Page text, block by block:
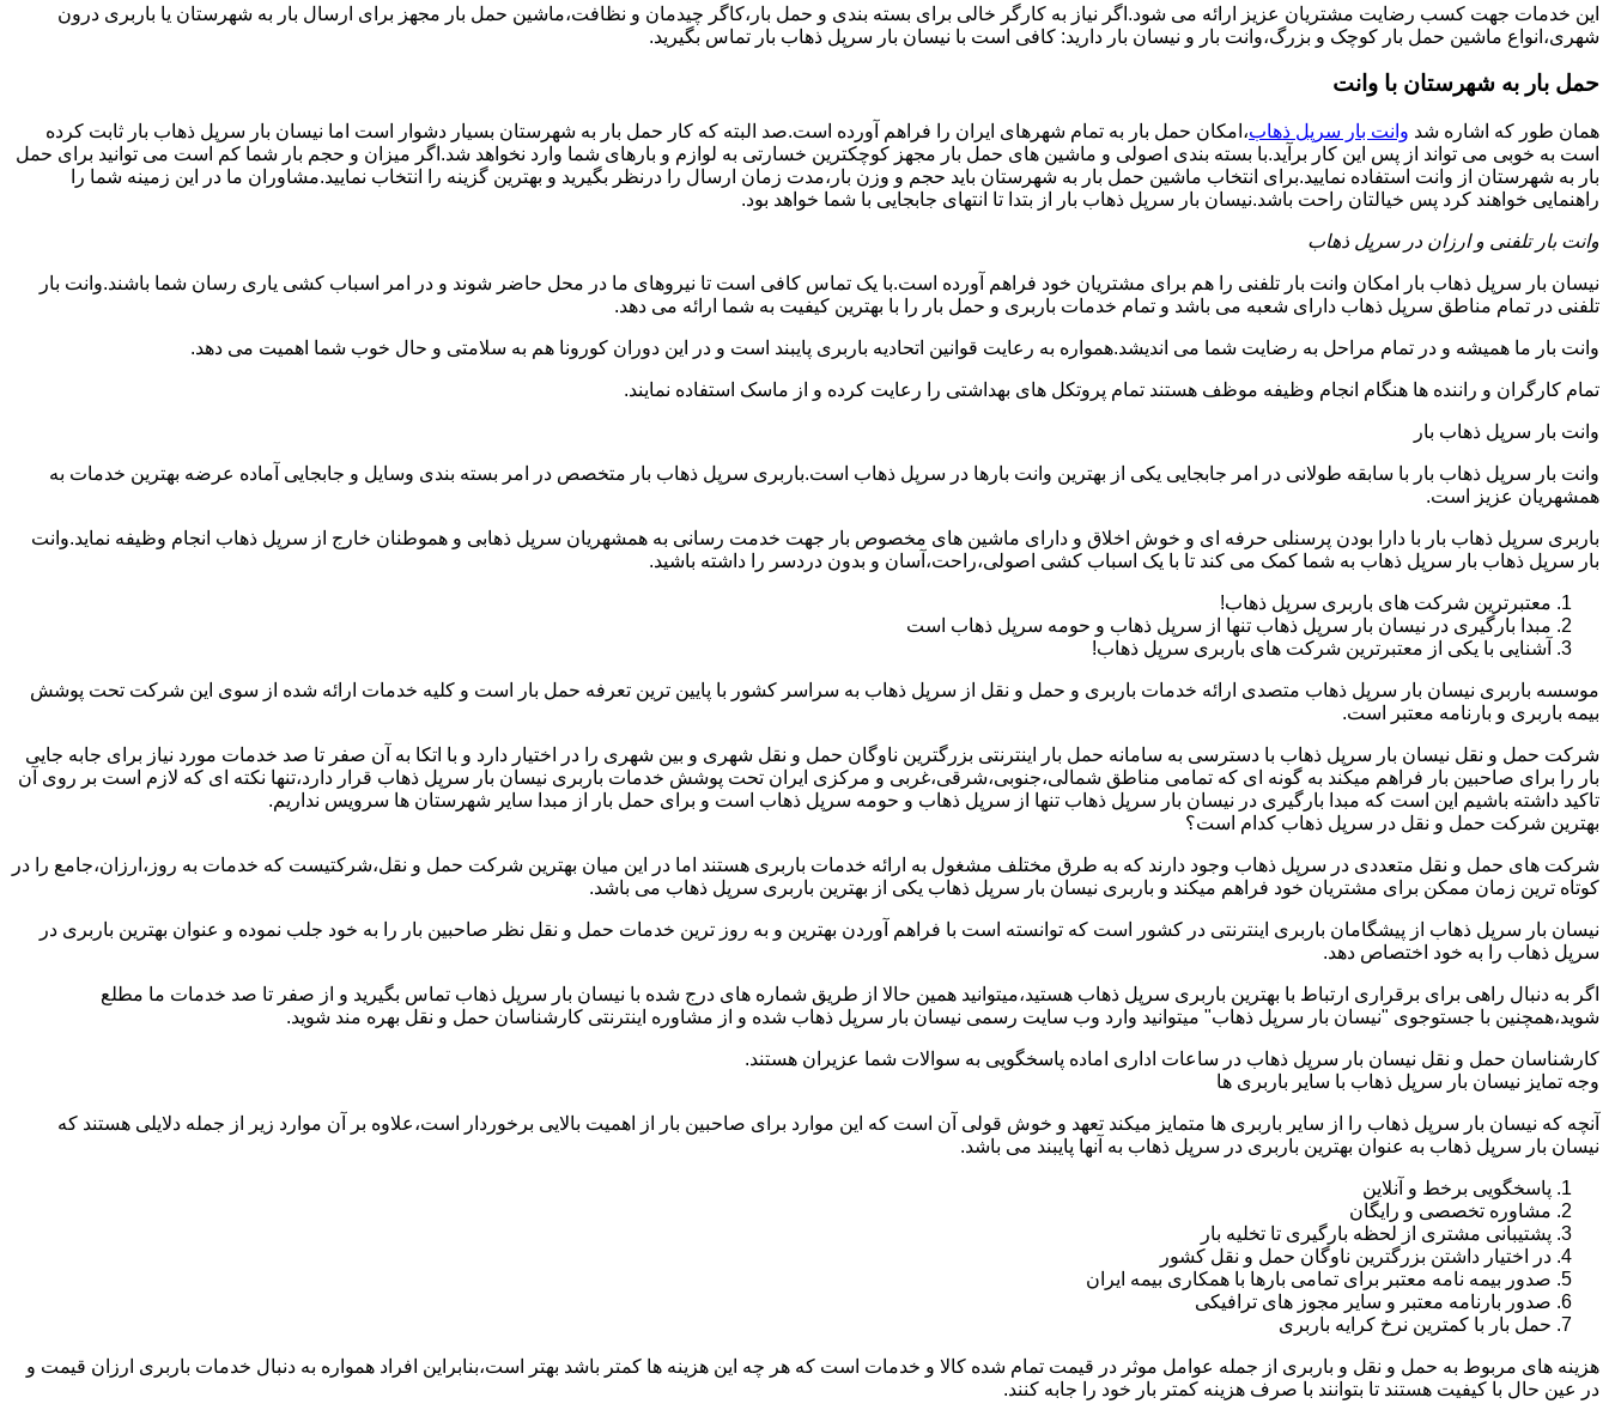
این خدمات جهت کسب رضایت مشتریان عزیز ارائه می شود.اگر نیاز به کارگر خالی برای بسته بندی و حمل بار،کاگر چیدمان و نظافت،ماشین حمل بار مجهز برای ارسال بار به شهرستان یا باربری درون
شهری،انواع ماشین حمل بار کوچک و بزرگ،وانت بار و نیسان بار دارید: کافی است با نیسان بار سرپل ذهاب بار تماس بگیرید.
حمل بار به شهرستان با وانت
همان طور که اشاره شد وانت بار سرپل ذهاب،امکان حمل بار به تمام شهرهای ایران را فراهم آورده است.صد البته که کار حمل بار به شهرستان بسیار دشوار است اما نیسان بار سرپل ذهاب بار ثابت کرده
است به خوبی می تواند از پس این کار برآید.با بسته بندی اصولی و ماشین های حمل بار مجهز کوچکترین خسارتی به لوازم و بارهای شما وارد نخواهد شد.اگر میزان و حجم بار شما کم است می توانید برای حمل
بار به شهرستان از وانت استفاده نمایید.برای انتخاب ماشین حمل بار به شهرستان باید حجم و وزن بار،مدت زمان ارسال را درنظر بگیرید و بهترین گزینه را انتخاب نمایید.مشاوران ما در این زمینه شما را
راهنمایی خواهند کرد پس خیالتان راحت باشد.نیسان بار سرپل ذهاب بار از بتدا تا انتهای جابجایی با شما خواهد بود.
وانت بار تلفنی و ارزان در سرپل ذهاب
نیسان بار سرپل ذهاب بار امکان وانت بار تلفنی را هم برای مشتریان خود فراهم آورده است.با یک تماس کافی است تا نیروهای ما در محل حاضر شوند و در امر اسباب کشی یاری رسان شما باشند.وانت بار
تلفنی در تمام مناطق سرپل ذهاب دارای شعبه می باشد و تمام خدمات باربری و حمل بار را با بهترین کیفیت به شما ارائه می دهد.
وانت بار ما همیشه و در تمام مراحل به رضایت شما می اندیشد.همواره به رعایت قوانین اتحادیه باربری پایبند است و در این دوران کورونا هم به سلامتی و حال خوب شما اهمیت می دهد.
تمام کارگران و راننده ها هنگام انجام وظیفه موظف هستند تمام پروتکل های بهداشتی را رعایت کرده و از ماسک استفاده نمایند.
وانت بار سرپل ذهاب بار
وانت بار سرپل ذهاب بار با سابقه طولانی در امر جابجایی یکی از بهترین وانت بارها در سرپل ذهاب است.باربری سرپل ذهاب بار متخصص در امر بسته بندی وسایل و جابجایی آماده عرضه بهترین خدمات به
همشهریان عزیز است.
باربری سرپل ذهاب بار با دارا بودن پرسنلی حرفه ای و خوش اخلاق و دارای ماشین های مخصوص بار جهت خدمت رسانی به همشهریان سرپل ذهابی و هموطنان خارج از سرپل ذهاب انجام وظیفه نماید.وانت
بار سرپل ذهاب بار سرپل ذهاب به شما کمک می کند تا با یک اسباب کشی اصولی،راحت،آسان و بدون دردسر را داشته باشید.
معتبرترین شرکت های باربری سرپل ذهاب!
مبدا بارگیری در نیسان بار سرپل ذهاب تنها از سرپل ذهاب و حومه سرپل ذهاب است
آشنایی با یکی از معتبرترین شرکت های باربری سرپل ذهاب!
موسسه باربری نیسان بار سرپل ذهاب متصدی ارائه خدمات باربری و حمل و نقل از سرپل ذهاب به سراسر کشور با پایین ترین تعرفه حمل بار است و کلیه خدمات ارائه شده از سوی این شرکت تحت پوشش
بیمه باربری و بارنامه معتبر است.
شرکت حمل و نقل نیسان بار سرپل ذهاب با دسترسی به سامانه حمل بار اینترنتی بزرگترین ناوگان حمل و نقل شهری و بین شهری را در اختیار دارد و با اتکا به آن صفر تا صد خدمات مورد نیاز برای جابه جایی
بار را برای صاحبین بار فراهم میکند به گونه ای که تمامی مناطق شمالی،جنوبی،شرقی،غربی و مرکزی ایران تحت پوشش خدمات باربری نیسان بار سرپل ذهاب قرار دارد،تنها نکته ای که لازم است بر روی آن
تاکید داشته باشیم این است که مبدا بارگیری در نیسان بار سرپل ذهاب تنها از سرپل ذهاب و حومه سرپل ذهاب است و برای حمل بار از مبدا سایر شهرستان ها سرویس نداریم.
بهترین شرکت حمل و نقل در سرپل ذهاب کدام است؟
شرکت های حمل و نقل متعددی در سرپل ذهاب وجود دارند که به طرق مختلف مشغول به ارائه خدمات باربری هستند اما در این میان بهترین شرکت حمل و نقل،شرکتیست که خدمات به روز،ارزان،جامع را در
کوتاه ترین زمان ممکن برای مشتریان خود فراهم میکند و باربری نیسان بار سرپل ذهاب یکی از بهترین باربری سرپل ذهاب می باشد.
نیسان بار سرپل ذهاب از پیشگامان باربری اینترنتی در کشور است که توانسته است با فراهم آوردن بهترین و به روز ترین خدمات حمل و نقل نظر صاحبین بار را به خود جلب نموده و عنوان بهترین باربری در
سرپل ذهاب را به خود اختصاص دهد.
اگر به دنبال راهی برای برقراری ارتباط با بهترین باربری سرپل ذهاب هستید،میتوانید همین حالا از طریق شماره های درج شده با نیسان بار سرپل ذهاب تماس بگیرید و از صفر تا صد خدمات ما مطلع
شوید،همچنین با جستوجوی "نیسان بار سرپل ذهاب" میتوانید وارد وب سایت رسمی نیسان بار سرپل ذهاب شده و از مشاوره اینترنتی کارشناسان حمل و نقل بهره مند شوید.
کارشناسان حمل و نقل نیسان بار سرپل ذهاب در ساعات اداری اماده پاسخگویی به سوالات شما عزیران هستند.
وجه تمایز نیسان بار سرپل ذهاب با سایر باربری ها
آنچه که نیسان بار سرپل ذهاب را از سایر باربری ها متمایز میکند تعهد و خوش قولی آن است که این موارد برای صاحبین بار از اهمیت بالایی برخوردار است،علاوه بر آن موارد زیر از جمله دلایلی هستند که
نیسان بار سرپل ذهاب به عنوان بهترین باربری در سرپل ذهاب به آنها پایبند می باشد.
پاسخگویی برخط و آنلاین
مشاوره تخصصی و رایگان
پشتیبانی مشتری از لحظه بارگیری تا تخلیه بار
در اختیار داشتن بزرگترین ناوگان حمل و نقل کشور
صدور بیمه نامه معتبر برای تمامی بارها با همکاری بیمه ایران
صدور بارنامه معتبر و سایر مجوز های ترافیکی
حمل بار با کمترین نرخ کرایه باربری
هزینه های مربوط به حمل و نقل و باربری از جمله عوامل موثر در قیمت تمام شده کالا و خدمات است که هر چه این هزینه ها کمتر باشد بهتر است،بنابراین افراد همواره به دنبال خدمات باربری ارزان قیمت و
در عین حال با کیفیت هستند تا بتوانند با صرف هزینه کمتر بار خود را جابه کنند.